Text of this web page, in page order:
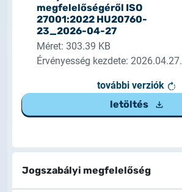
megfelelőségéről ISO
27001:2022 HU20760-
23_2026-04-27
Méret: 303.39 KB
Érvényesség kezdete: 2026.04.27.
további verziók
letöltés
Jogszabályi megfelelőség